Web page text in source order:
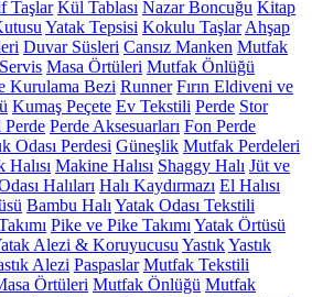
Taşlar Kül Tablası Nazar Boncuğu Kitap
Yatak Tepsisi Kokulu Taşlar Ahşap
Duvar Süsleri Cansız Manken Mutfak
Masa Örtüleri Mutfak Önlüğü
Kurulama Bezi Runner Fırın Eldiveni ve
Kumaş Peçete Ev Tekstili Perde Stor
Perde Aksesuarları Fon Perde
Odası Perdesi Güneşlik Mutfak Perdeleri
Makine Halısı Shaggy Halı Jüt ve
Halıları Halı Kaydırmazı El Halısı
Bambu Halı Yatak Odası Tekstili
Pike ve Pike Takımı Yatak Örtüsü
Alezi & Koruyucusu YastıkYastık
Alezi Paspaslar Mutfak Tekstili
Örtüleri Mutfak Önlüğü Mutfak